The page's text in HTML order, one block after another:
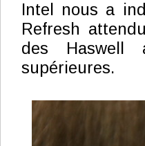
Intel nous a
Refresh
des Haswell
supérieures.